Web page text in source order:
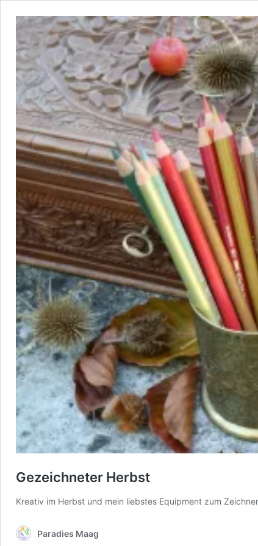
Gezeichneter Herbst
Kreativ im Herbst und mein liebstes Equipment zum
Paradies Maag